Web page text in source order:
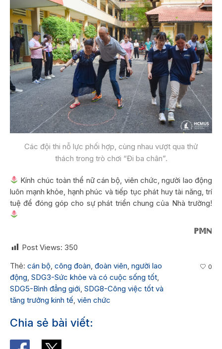
Các đội thi nỗ lực phối hợp, cùng nhau vượt qua thử
thách trong trò chơi “Đi ba chân”.
Kính chúc toàn thể nữ cán bộ, viên chức, người lao động
luôn mạnh khỏe, hạnh phúc và tiếp tục phát huy tài năng, trí
tuệ để đóng góp cho sự phát triển chung của Nhà trường!
ℙ𝕄ℕ
Post Views: 350
Thẻ: cán bộ công đoàn đoàn viên người lao
động SDG3-Sức khỏe và có cuộc sống tốt
SDG5-Bình đẳng giới SDG8-Công việc tốt và
tăng trưởng kinh tế viên chức
0
Chia sẻ bài viết: